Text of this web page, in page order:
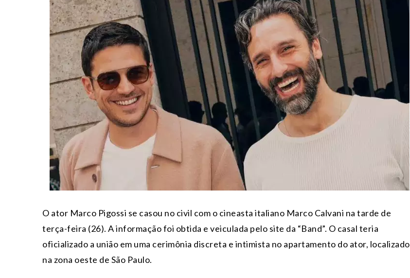
O ator Marco Pigossi se casou no civil com o cineasta italiano Marco Calvani na tarde de
terça-feira (26). A informação foi obtida e veiculada pelo site da “Band”. O casal teria
oficializado a união em uma cerimônia discreta e intimista no apartamento do ator, localizado
na zona oeste de São Paulo.